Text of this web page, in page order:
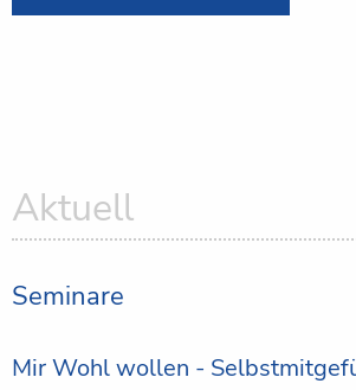
Aktuell
Seminare
Mir Wohl wollen -